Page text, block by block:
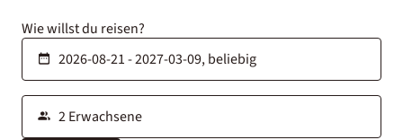
Wie willst du reisen?